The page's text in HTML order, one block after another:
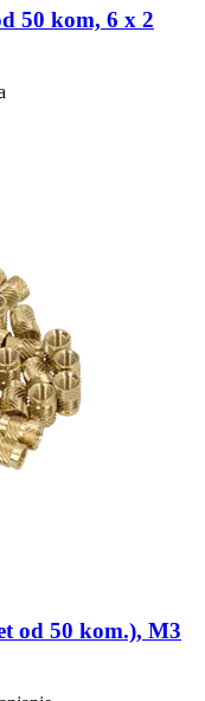
50 kom, 6 x 2
od 50 kom.), M3